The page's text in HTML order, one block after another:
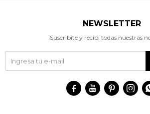
NEWSLETTER
¡Suscribite y recibí todas nuestras
   